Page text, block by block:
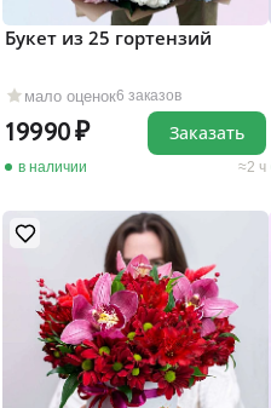
мало оценок6 заказов
Букет из 25 гортензий
19990
в наличии 2 ч
Заказать